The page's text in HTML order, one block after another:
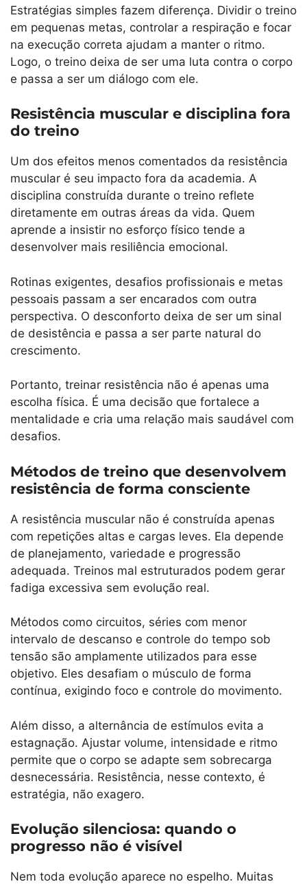
Estratégias simples fazem diferença. Dividir o treino
em pequenas metas, controlar a respiração e focar
na execução correta ajudam a manter o ritmo.
Logo, o treino deixa de ser uma luta contra o corpo
e passa a ser um diálogo com ele.
Resistência muscular e disciplina fora
do treino
Um dos efeitos menos comentados da resistência
muscular é seu impacto fora da academia. A
disciplina construída durante o treino reflete
diretamente em outras áreas da vida. Quem
aprende a insistir no esforço físico tende a
desenvolver mais resiliência emocional.
Rotinas exigentes, desafios profissionais e metas
pessoais passam a ser encarados com outra
perspectiva. O desconforto deixa de ser um sinal
de desistência e passa a ser parte natural do
crescimento.
Portanto, treinar resistência não é apenas uma
escolha física. É uma decisão que fortalece a
mentalidade e cria uma relação mais saudável com
desafios.
Métodos de treino que desenvolvem
resistência de forma consciente
A resistência muscular não é construída apenas
com repetições altas e cargas leves. Ela depende
de planejamento, variedade e progressão
adequada. Treinos mal estruturados podem gerar
fadiga excessiva sem evolução real.
Métodos como circuitos, séries com menor
intervalo de descanso e controle do tempo sob
tensão são amplamente utilizados para esse
objetivo. Eles desafiam o músculo de forma
contínua, exigindo foco e controle do movimento.
Além disso, a alternância de estímulos evita a
estagnação. Ajustar volume, intensidade e ritmo
permite que o corpo se adapte sem sobrecarga
desnecessária. Resistência, nesse contexto, é
estratégia, não exagero.
Evolução silenciosa: quando o
progresso não é visível
Nem toda evolução aparece no espelho. Muitas